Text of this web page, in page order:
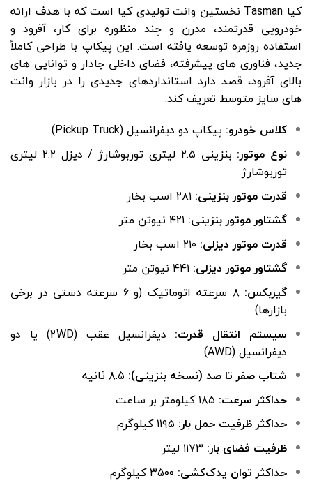
کیا Tasman نخستین وانت تولیدی کیا است که با هدف ارائه
خودرویی قدرتمند، مدرن و چند منظوره برای کار، آفرود و
استفاده روزمره توسعه یافته است. این پیکاپ با طراحی کاملاً
جدید، فناوری های پیشرفته، فضای داخلی جادار و توانایی های
بالای آفرود، قصد دارد استانداردهای جدیدی را در بازار وانت
های سایز متوسط تعریف کند.
کلاس خودرو: پیکاپ دو دیفرانسیل (Pickup Truck)
نوع موتور:
بنزینی ۲.۵ لیتری توربوشارژ / دیزل ۲.۲ لیتری
توربوشارژ
قدرت موتور بنزینی:
گشتاور موتور بنزینی:
قدرت موتور دیزلی:
گشتاور موتور دیزلی:
گیربکس:
۸ سرعته اتوماتیک (و ۶ سرعته دستی در برخی
بازارها)
سیستم انتقال قدرت:
دیفرانسیل عقب (2WD) یا دو
دیفرانسیل (AWD)
شتاب صفر تا صد (نسخه بنزینی):
حداکثر سرعت:
حداکثر ظرفیت حمل بار:
ظرفیت فضای بار:
حداکثر توان یدک‌کشی: